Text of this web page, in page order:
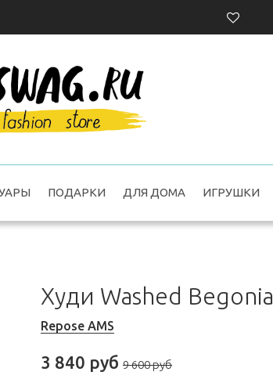
ПОДАРКИ ДЛЯ ДОМА ИГРУШКИ
Худи Washed Begonia
Repose AMS
3 840 руб 9 600 руб